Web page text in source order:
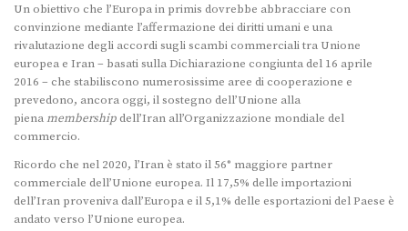
Un obiettivo che l’Europa in primis dovrebbe abbracciare con
convinzione mediante l’affermazione dei diritti umani e una
rivalutazione degli accordi sugli scambi commerciali tra Unione
europea e Iran – basati sulla Dichiarazione congiunta del 16 aprile
2016 – che stabiliscono numerosissime aree di cooperazione e
prevedono, ancora oggi, il sostegno dell’Unione alla
pienamembership dell’Iran all’Organizzazione mondiale del
commercio.
Ricordo che nel 2020, l’Iran è stato il 56° maggiore partner
commerciale dell’Unione europea. Il 17,5% delle importazioni
dell’Iran proveniva dall’Europa e il 5,1% delle esportazioni del Paese è
andato verso l’Unione europea.